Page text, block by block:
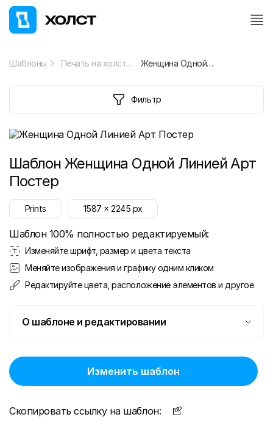
Шаблоны Печать на холсте Женщина Одной Линией Арт Постер
Фильтр
Шаблон Женщина Одной Линией Арт
Постер
Prints 1587 x2245 px
Шаблон 100% полностью редактируемый:
Изменяйте шрифт, размер и цвета текста
Меняйте изображения и графику одним кликом
Редактируйте цвета, расположение элементов и другое
О шаблоне и редактировании
Изменить шаблон
Скопировать ссылку на шаблон: